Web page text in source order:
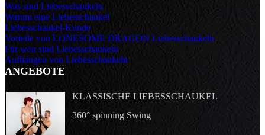
Was sind Liebesschaukeln
Warum eine Liebesschaukel
Liebesschaukel-Kunde
Vorteile von LONESOME DRAGON Liebesschaukeln
Für wen sind Liebesschaukeln
Aufhängen von Liebesschaukeln
ANGEBOTE
KLASSISCHE LIEBESSCHAUKEL
360° spinning Swing